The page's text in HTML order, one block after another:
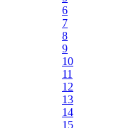
6
7
8
9
10
11
12
13
14
15